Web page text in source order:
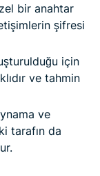
bir anahtar
şifresi
için
ve tahmin
ve
tarafın da